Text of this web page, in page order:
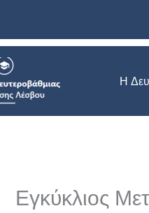
Η
Εγκύκλιος